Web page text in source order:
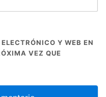
Y WEB EN
VEZ QUE